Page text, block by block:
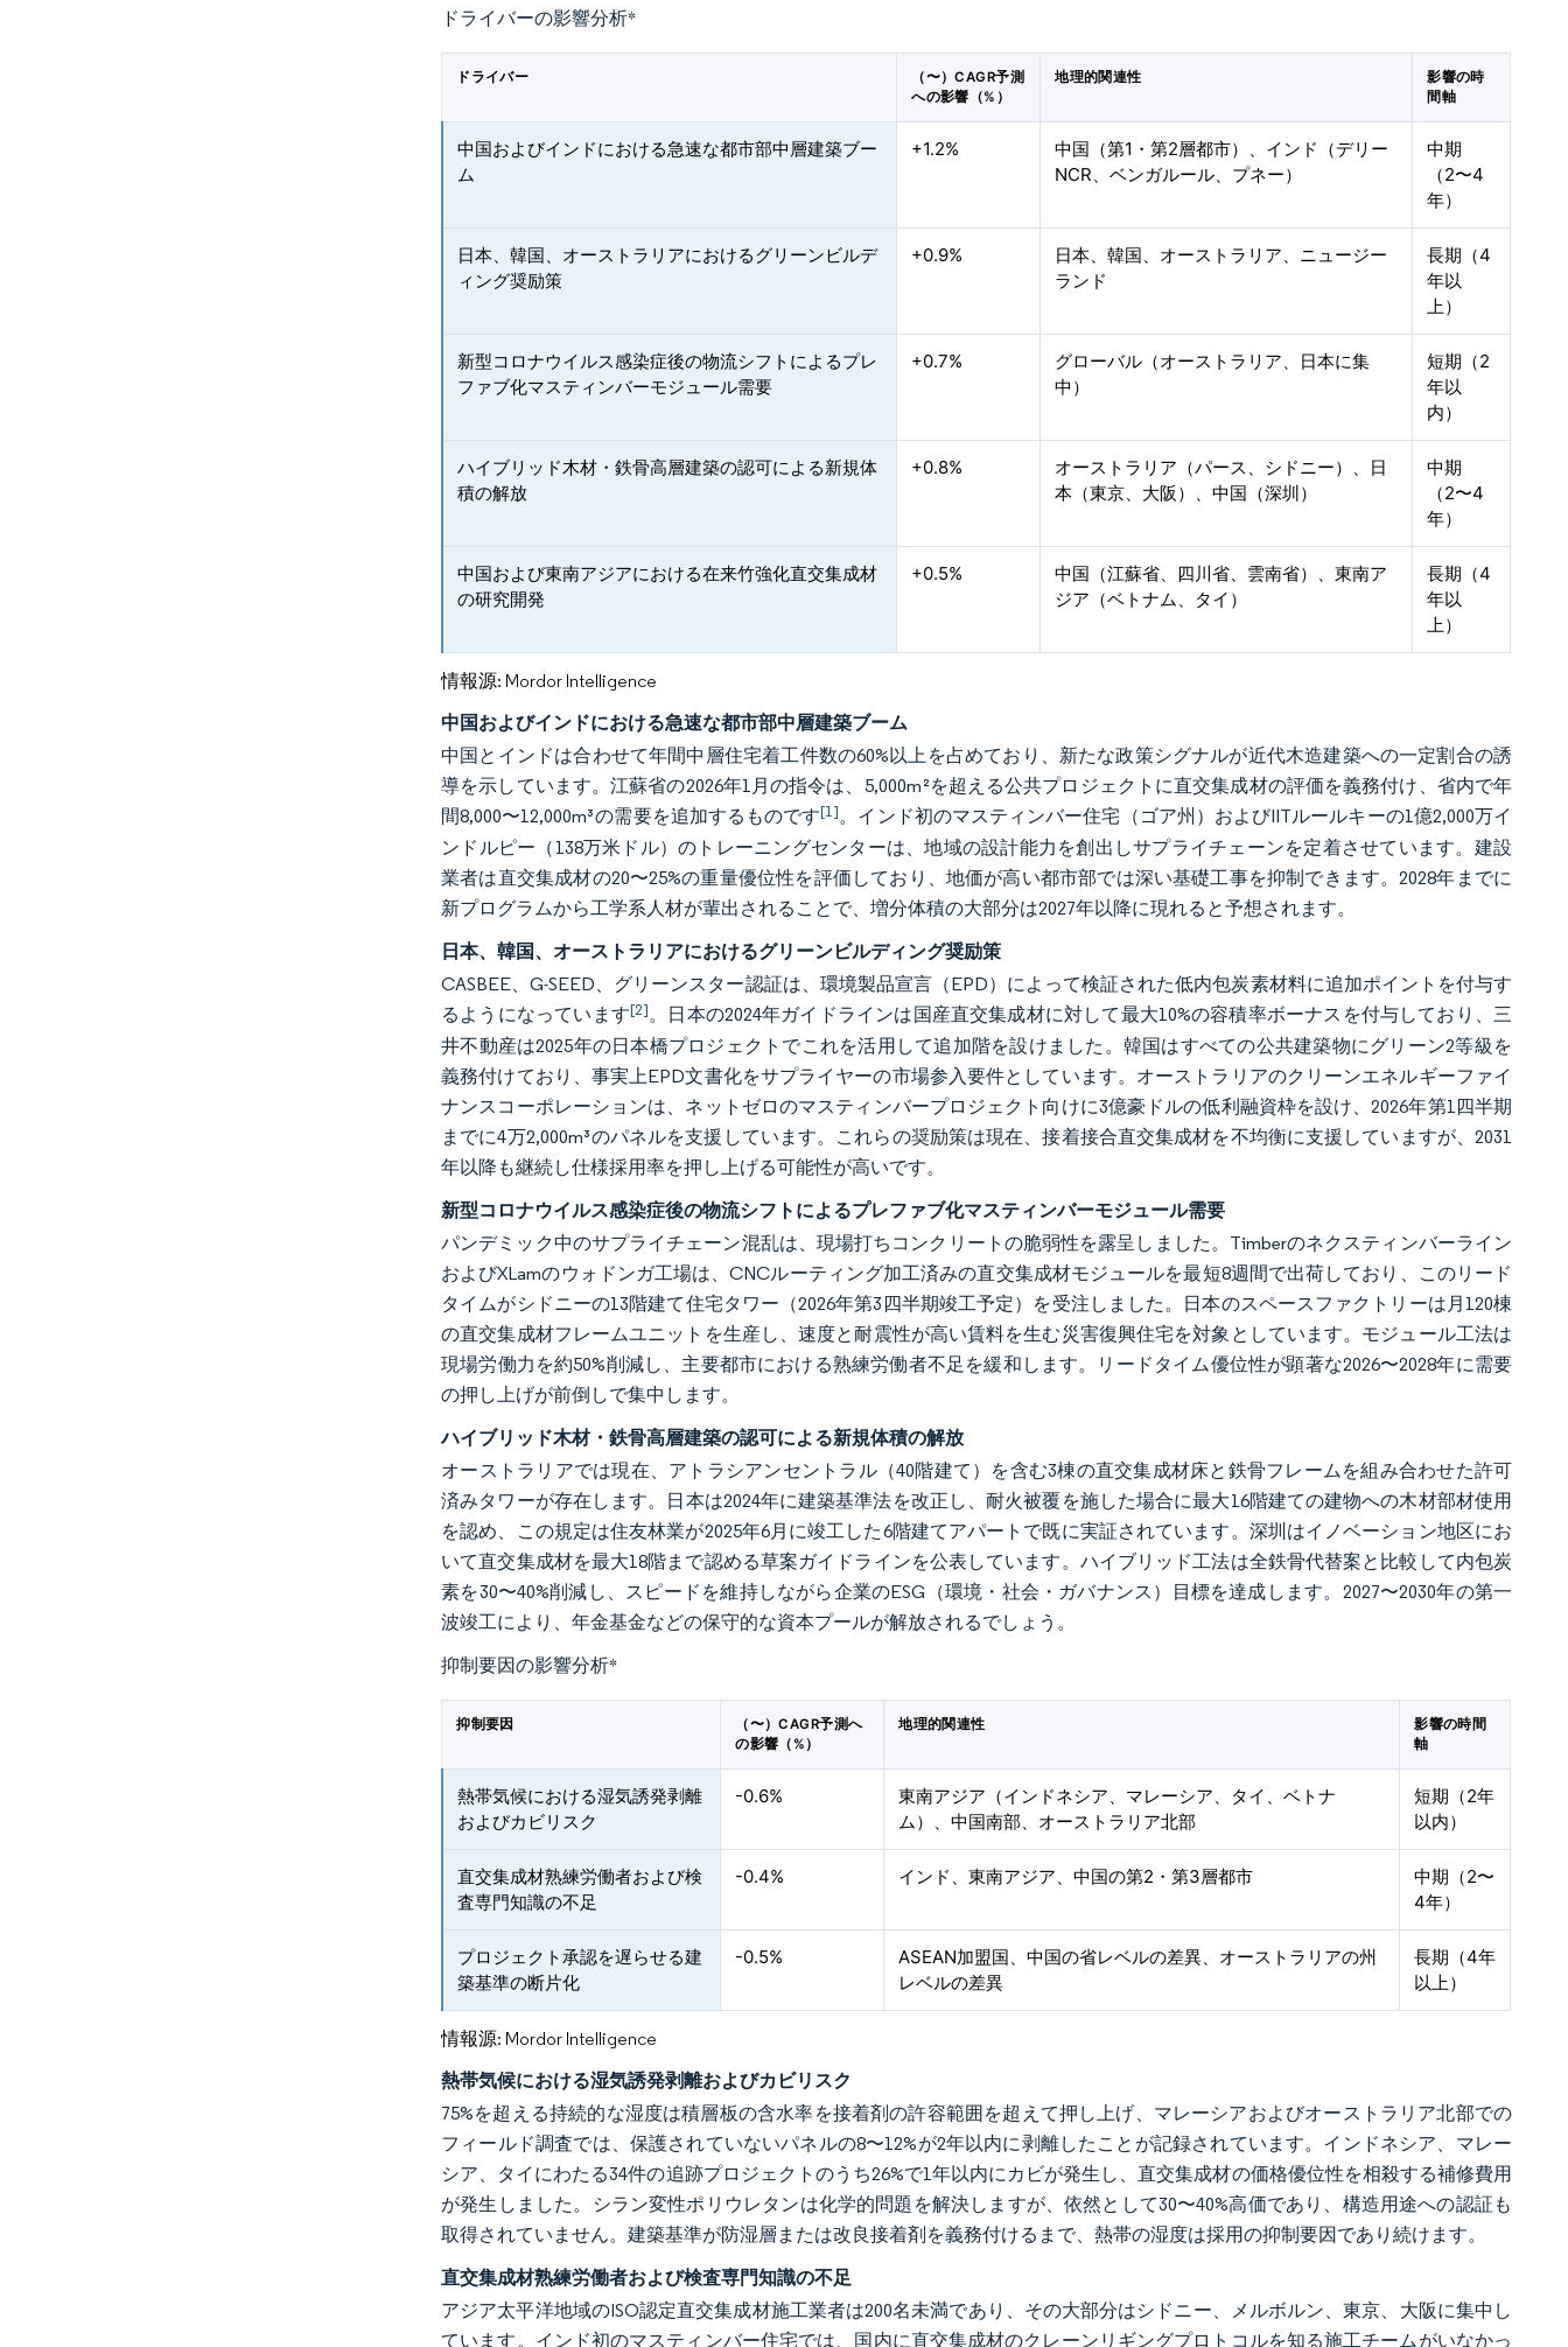
ドライバーの影響分析*
ドライバー
（〜）CAGR予測
への影響（%）
地理的関連性
影響の時
間軸
中国およびインドにおける急速な都市部中層建築ブー
ム
+1.2%
中国（第1・第2層都市）、インド（デリー
NCR、ベンガルール、プネー）
中期
（2〜4
年）
日本、韓国、オーストラリアにおけるグリーンビルデ
ィング奨励策
+0.9%
日本、韓国、オーストラリア、ニュージー
ランド
長期（4
年以
上）
新型コロナウイルス感染症後の物流シフトによるプレ
ファブ化マスティンバーモジュール需要
+0.7%
グローバル（オーストラリア、日本に集
中）
短期（2
年以
内）
ハイブリッド木材・鉄骨高層建築の認可による新規体
積の解放
+0.8%
オーストラリア（パース、シドニー）、日
本（東京、大阪）、中国（深圳）
中期
（2〜4
年）
中国および東南アジアにおける在来竹強化直交集成材
の研究開発
+0.5%
中国（江蘇省、四川省、雲南省）、東南ア
ジア（ベトナム、タイ）
長期（4
年以
上）
情報源: Mordor Intelligence
中国およびインドにおける急速な都市部中層建築ブーム
中国とインドは合わせて年間中層住宅着工件数の60%以上を占めており、新たな政策シグナルが近代木造建築への一定割合の誘
導を示しています。江蘇省の2026年1月の指令は、5,000m²を超える公共プロジェクトに直交集成材の評価を義務付け、省内で年
間8,000〜12,000m³の需要を追加するものです[1]。インド初のマスティンバー住宅（ゴア州）およびIITルールキーの1億2,000万イ
ンドルピー（138万米ドル）のトレーニングセンターは、地域の設計能力を創出しサプライチェーンを定着させています。建設
業者は直交集成材の20〜25%の重量優位性を評価しており、地価が高い都市部では深い基礎工事を抑制できます。2028年までに
新プログラムから工学系人材が輩出されることで、増分体積の大部分は2027年以降に現れると予想されます。
日本、韓国、オーストラリアにおけるグリーンビルディング奨励策
CASBEE、G-SEED、グリーンスター認証は、環境製品宣言（EPD）によって検証された低内包炭素材料に追加ポイントを付与す
るようになっています[2]。日本の2024年ガイドラインは国産直交集成材に対して最大10%の容積率ボーナスを付与しており、三
井不動産は2025年の日本橋プロジェクトでこれを活用して追加階を設けました。韓国はすべての公共建築物にグリーン2等級を
義務付けており、事実上EPD文書化をサプライヤーの市場参入要件としています。オーストラリアのクリーンエネルギーファイ
ナンスコーポレーションは、ネットゼロのマスティンバープロジェクト向けに3億豪ドルの低利融資枠を設け、2026年第1四半期
までに4万2,000m³のパネルを支援しています。これらの奨励策は現在、接着接合直交集成材を不均衡に支援していますが、2031
年以降も継続し仕様採用率を押し上げる可能性が高いです。
新型コロナウイルス感染症後の物流シフトによるプレファブ化マスティンバーモジュール需要
パンデミック中のサプライチェーン混乱は、現場打ちコンクリートの脆弱性を露呈しました。Timberのネクスティンバーライン
およびXLamのウォドンガ工場は、CNCルーティング加工済みの直交集成材モジュールを最短8週間で出荷しており、このリード
タイムがシドニーの13階建て住宅タワー（2026年第3四半期竣工予定）を受注しました。日本のスペースファクトリーは月120棟
の直交集成材フレームユニットを生産し、速度と耐震性が高い賃料を生む災害復興住宅を対象としています。モジュール工法は
現場労働力を約50%削減し、主要都市における熟練労働者不足を緩和します。リードタイム優位性が顕著な2026〜2028年に需要
の押し上げが前倒しで集中します。
ハイブリッド木材・鉄骨高層建築の認可による新規体積の解放
オーストラリアでは現在、アトラシアンセントラル（40階建て）を含む3棟の直交集成材床と鉄骨フレームを組み合わせた許可
済みタワーが存在します。日本は2024年に建築基準法を改正し、耐火被覆を施した場合に最大16階建ての建物への木材部材使用
を認め、この規定は住友林業が2025年6月に竣工した6階建てアパートで既に実証されています。深圳はイノベーション地区にお
いて直交集成材を最大18階まで認める草案ガイドラインを公表しています。ハイブリッド工法は全鉄骨代替案と比較して内包炭
素を30〜40%削減し、スピードを維持しながら企業のESG（環境・社会・ガバナンス）目標を達成します。2027〜2030年の第一
波竣工により、年金基金などの保守的な資本プールが解放されるでしょう。
抑制要因の影響分析*
抑制要因
（〜）CAGR予測へ
の影響（%）
地理的関連性
影響の時間
軸
熱帯気候における湿気誘発剥離
およびカビリスク
-0.6%
東南アジア（インドネシア、マレーシア、タイ、ベトナ
ム）、中国南部、オーストラリア北部
短期（2年
以内）
直交集成材熟練労働者および検
査専門知識の不足
-0.4% インド、東南アジア、中国の第2・第3層都市
中期（2〜
4年）
プロジェクト承認を遅らせる建
築基準の断片化
-0.5%
ASEAN加盟国、中国の省レベルの差異、オーストラリアの州
レベルの差異
長期（4年
以上）
情報源: Mordor Intelligence
熱帯気候における湿気誘発剥離およびカビリスク
75%を超える持続的な湿度は積層板の含水率を接着剤の許容範囲を超えて押し上げ、マレーシアおよびオーストラリア北部での
フィールド調査では、保護されていないパネルの8〜12%が2年以内に剥離したことが記録されています。インドネシア、マレー
シア、タイにわたる34件の追跡プロジェクトのうち26%で1年以内にカビが発生し、直交集成材の価格優位性を相殺する補修費用
が発生しました。シラン変性ポリウレタンは化学的問題を解決しますが、依然として30〜40%高価であり、構造用途への認証も
取得されていません。建築基準が防湿層または改良接着剤を義務付けるまで、熱帯の湿度は採用の抑制要因であり続けます。
直交集成材熟練労働者および検査専門知識の不足
アジア太平洋地域のISO認定直交集成材施工業者は200名未満であり、その大部分はシドニー、メルボルン、東京、大阪に集中し
ています。インド初のマスティンバー住宅では、国内に直交集成材のクレーンリギングプロトコルを知る施工チームがいなかっ